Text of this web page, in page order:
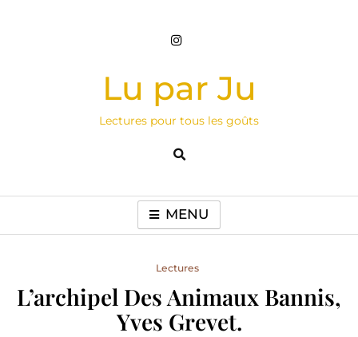
Lu par Ju
Lectures pour tous les goûts
MENU
Lectures
L’archipel Des Animaux Bannis,
Yves Grevet.